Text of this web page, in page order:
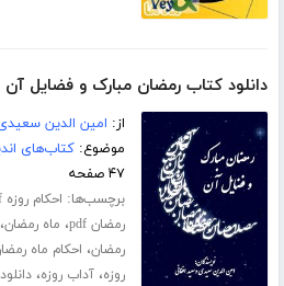
دانلود کتاب رمضان مبارک و فضایل آن
از: امین الدین
موضوع:کتاب‌های
۴۷ صفحه
برچسب‌ها: احکام روزه pdf
رمضان pdf
، ماه رمضان،
رمضان، احکام ماه
روزه،آداب روزه،